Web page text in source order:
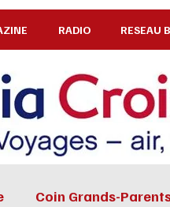
RADIO RESEAU
Coin Grands-